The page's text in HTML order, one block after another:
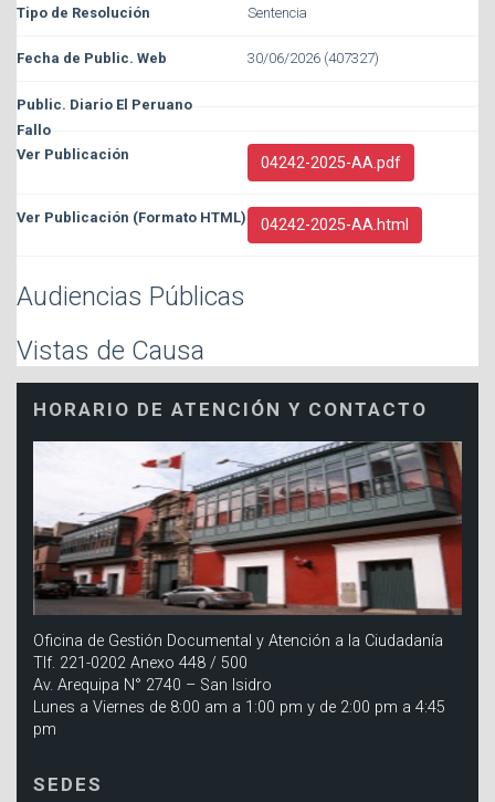
Sentencia
30/06/2026 (407327)
04242-2025-AA.pdf
04242-2025-AA.html
Audiencias Públicas
Vistas de Causa
HORARIO DE ATENCIÓN Y CONTACTO
Oficina de Gestión Documental y Atención a la Ciudadanía
Tlf. 221-0202 Anexo 448 / 500
Av. Arequipa N° 2740 – San Isidro
Lunes a Viernes de 8:00 am a 1:00 pm y de 2:00 pm a 4:45
pm
SEDES